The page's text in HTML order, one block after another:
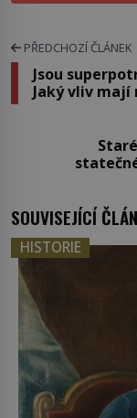
PŘEDCHOZÍ ČLÁNEK
Jsou
Jaký vliv mají
SOUVISEJÍCÍ
HISTORIE